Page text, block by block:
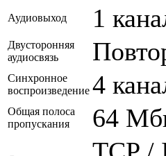
Аудиовыход 1
Двусторонняя
аудиосвязь
Синхронное
воспроизведение 4
Общая полоса
пропускания
64